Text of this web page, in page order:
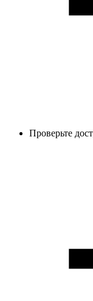
Проверьте